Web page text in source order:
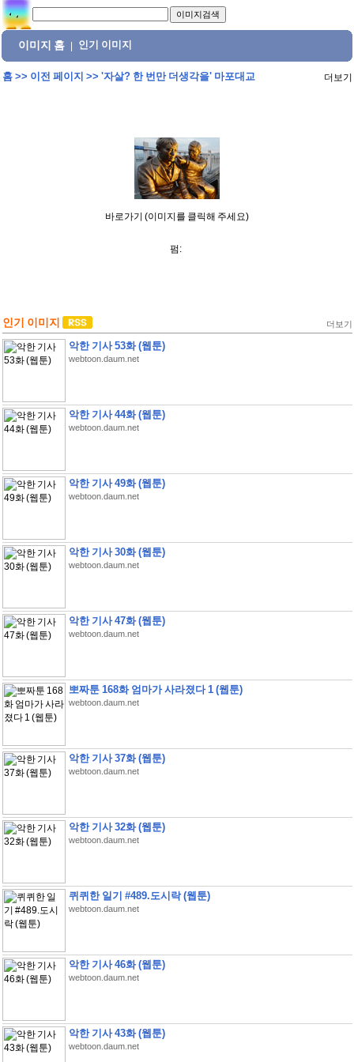
이미지 홈 인기 이미지
홈>> 이전 페이지 >> '자살? 한 번만 더생각을' 마포대교 더보기
바로가기 (이미지를 클릭해 주세요)
펌:
인기 이미지 더보기
악한 기사 53화 (웹툰)
webtoon.daum.net
악한 기사 44화 (웹툰)
webtoon.daum.net
악한 기사 49화 (웹툰)
webtoon.daum.net
악한 기사 30화 (웹툰)
webtoon.daum.net
악한 기사 47화 (웹툰)
webtoon.daum.net
뽀짜툰 168화 엄마가 사라졌다 1 (웹툰)
webtoon.daum.net
악한 기사 37화 (웹툰)
webtoon.daum.net
악한 기사 32화 (웹툰)
webtoon.daum.net
퀴퀴한 일기 #489.도시락 (웹툰)
webtoon.daum.net
악한 기사 46화 (웹툰)
webtoon.daum.net
악한 기사 43화 (웹툰)
webtoon.daum.net